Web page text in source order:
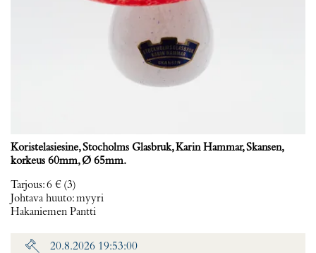
Koristelasiesine, Stocholms Glasbruk, Karin Hammar, Skansen,
korkeus 60mm, Ø 65mm.
Tarjous:6 € (3)
Johtava huuto:myyri
Hakaniemen Pantti
20.8.2026 19:53:00